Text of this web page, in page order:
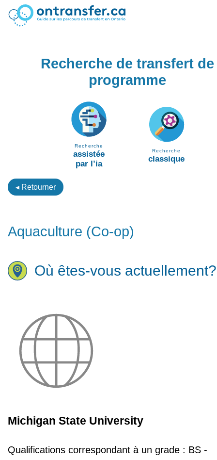
Recherche de transfert de
programme
Recherche
assistée
par l’ia
Recherche
classique
◂ Retourner
Aquaculture (Co-op)
Où êtes-vous actuellement?
Michigan State University
Qualifications correspondant à un grade : BS -